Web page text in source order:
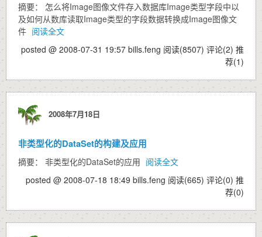
摘要： 怎么将Image图像文件存入数据库Image类型字段中以
及如何从数库读取Image类型的字段数据转换成Image图像文
件 阅读全文
posted @ 2008-07-31 19:57 bills.feng 阅读(8507) 评论(2) 推
荐(1)
2008年7月18日
非类型化的DataSet的构建及应用
摘要： 非类型化的DataSet的应用 阅读全文
posted @ 2008-07-18 18:49 bills.feng 阅读(665) 评论(0) 推
荐(0)